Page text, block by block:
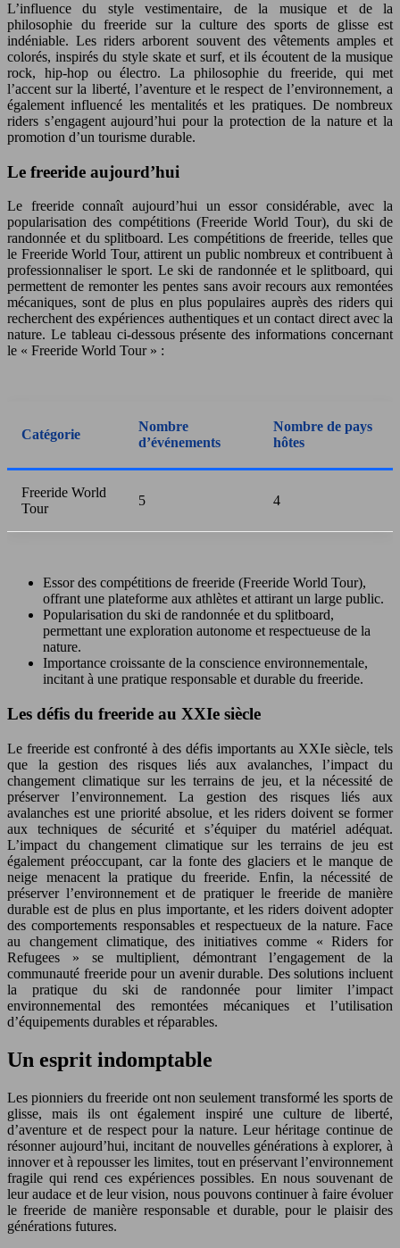
L’influence du style vestimentaire, de la musique et de la
philosophie du freeride sur la culture des sports de glisse est
indéniable. Les riders arborent souvent des vêtements amples et
colorés, inspirés du style skate et surf, et ils écoutent de la musique
rock, hip-hop ou électro. La philosophie du freeride, qui met
l’accent sur la liberté, l’aventure et le respect de l’environnement, a
également influencé les mentalités et les pratiques. De nombreux
riders s’engagent aujourd’hui pour la protection de la nature et la
promotion d’un tourisme durable.
Le freeride aujourd’hui
Le freeride connaît aujourd’hui un essor considérable, avec la
popularisation des compétitions (Freeride World Tour), du ski de
randonnée et du splitboard. Les compétitions de freeride, telles que
le Freeride World Tour, attirent un public nombreux et contribuent à
professionnaliser le sport. Le ski de randonnée et le splitboard, qui
permettent de remonter les pentes sans avoir recours aux remontées
mécaniques, sont de plus en plus populaires auprès des riders qui
recherchent des expériences authentiques et un contact direct avec la
nature. Le tableau ci-dessous présente des informations concernant
le « Freeride World Tour » :
Catégorie
Nombre
d’événements
Nombre de pays
hôtes
Freeride World
Tour
5 4
Essor des compétitions de freeride (Freeride World Tour),
offrant une plateforme aux athlètes et attirant un large public.
Popularisation du ski de randonnée et du splitboard,
permettant une exploration autonome et respectueuse de la
nature.
Importance croissante de la conscience environnementale,
incitant à une pratique responsable et durable du freeride.
Les défis du freeride au XXIe siècle
Le freeride est confronté à des défis importants au XXIe siècle, tels
que la gestion des risques liés aux avalanches, l’impact du
changement climatique sur les terrains de jeu, et la nécessité de
préserver l’environnement. La gestion des risques liés aux
avalanches est une priorité absolue, et les riders doivent se former
aux techniques de sécurité et s’équiper du matériel adéquat.
L’impact du changement climatique sur les terrains de jeu est
également préoccupant, car la fonte des glaciers et le manque de
neige menacent la pratique du freeride. Enfin, la nécessité de
préserver l’environnement et de pratiquer le freeride de manière
durable est de plus en plus importante, et les riders doivent adopter
des comportements responsables et respectueux de la nature. Face
au changement climatique, des initiatives comme « Riders for
Refugees » se multiplient, démontrant l’engagement de la
communauté freeride pour un avenir durable. Des solutions incluent
la pratique du ski de randonnée pour limiter l’impact
environnemental des remontées mécaniques et l’utilisation
d’équipements durables et réparables.
Un esprit indomptable
Les pionniers du freeride ont non seulement transformé les sports de
glisse, mais ils ont également inspiré une culture de liberté,
d’aventure et de respect pour la nature. Leur héritage continue de
résonner aujourd’hui, incitant de nouvelles générations à explorer, à
innover et à repousser les limites, tout en préservant l’environnement
fragile qui rend ces expériences possibles. En nous souvenant de
leur audace et de leur vision, nous pouvons continuer à faire évoluer
le freeride de manière responsable et durable, pour le plaisir des
générations futures.